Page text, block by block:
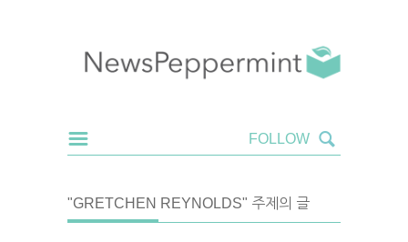
"GRETCHEN REYNOLDS" 주제의 글